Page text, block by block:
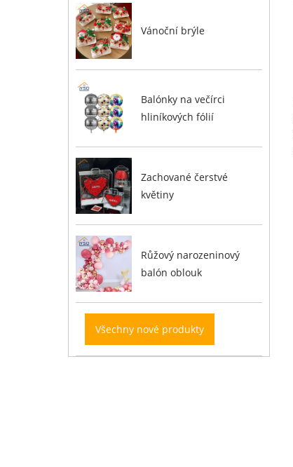
Vánoční brýle
Balónky na večírci
hliníkových fólií
Zachované čerstvé
květiny
Růžový narozeninový
balón oblouk
Všechny nové produkty